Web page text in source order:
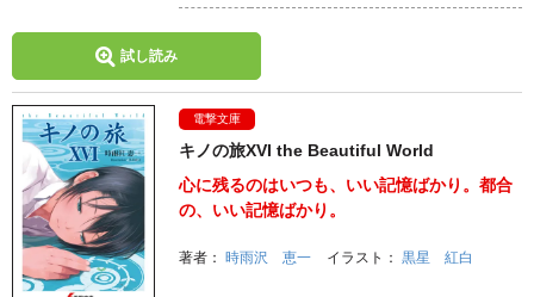
試し読み
電撃文庫
キノの旅XVI the Beautiful World
心に残るのはいつも、いい記憶ばかり。都合
の、いい記憶ばかり。
著者： 時雨沢 恵一 イラスト： 黒星 紅白